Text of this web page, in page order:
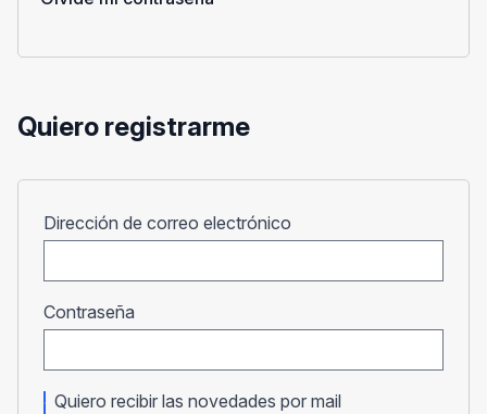
Quiero registrarme
Dirección de correo electrónico
Contraseña
Quiero recibir las novedades por mail